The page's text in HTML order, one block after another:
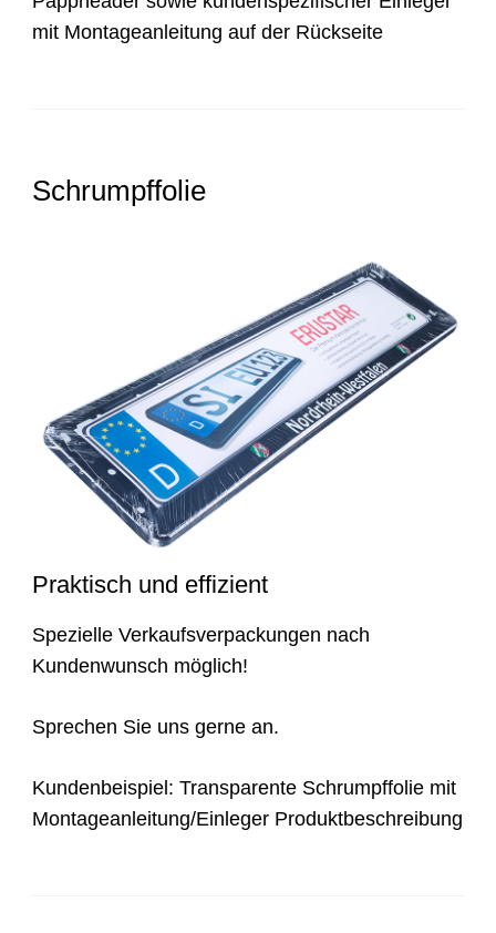
mit Montageanleitung auf der Rückseite
Schrumpffolie
Praktisch und effizient
Spezielle Verkaufsverpackungen nach
Kundenwunsch möglich!
Sprechen Sie uns gerne an.
Kundenbeispiel: Transparente Schrumpffolie mit
Montageanleitung/Einleger Produktbeschreibung